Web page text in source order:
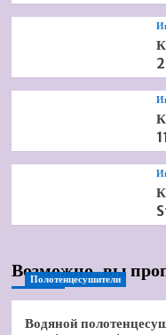
Возможно, вы
Полотенцесушители
Водяной